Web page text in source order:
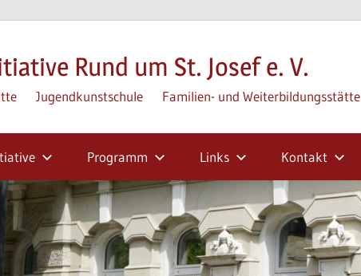
Rund um St. Josef e. V.
Jugendkunstschule Familien- und Weiterbildungsstätte
Programm Links Kontakt